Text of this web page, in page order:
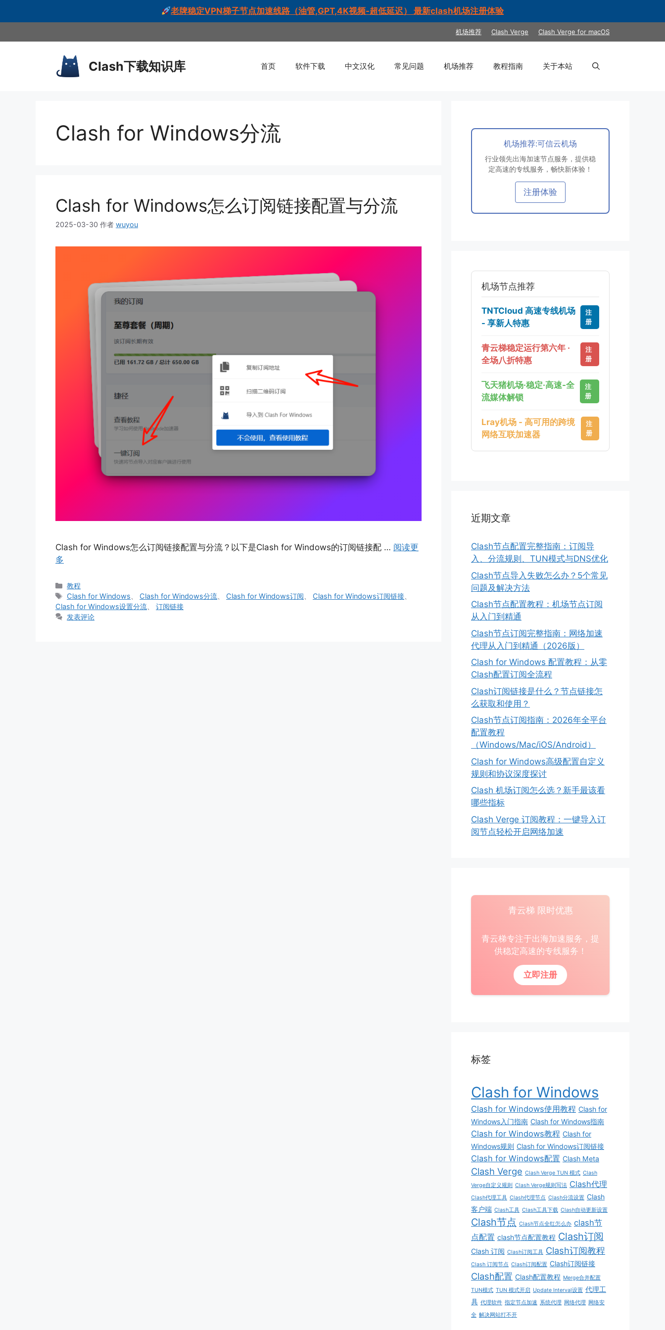
老牌稳定VPN梯子节点加速线路（油管,GPT,4K视频-超低延迟） 最新clash机场注册体验
至
机场推荐 Clash Verge Clash Verge for macOS
Clash下载知识库 首页 软件下载 中文汉化 常见问题 机场推荐 教程指南 关于本站
Clash for Windows分流
Clash for Windows怎么订阅链接配置与分流
2025-03-30 作者 wuyou
Clash for Windows怎么订阅链接配置与分流？以下是Clash for Windows的订阅链接配 … 阅读更
多
分
类
教程
标
签
Clash for Windows Clash for Windows分流 Clash for Windows订阅 Clash for Windows订阅链接
Clash for Windows设置分流
订阅链接
发表评论
机场推荐:可信云机场
行业领先出海加速节点服务，提供稳
定高速的专线服务，畅快新体验！
注册体验
机场节点推荐
TNTCloud 高速专线机场
- 享新人特惠
注
册
青云梯稳定运行第六年 ·
全场八折特惠
注
册
飞天猪机场·稳定·高速-全
流媒体解锁
注
册
Lray机场 - 高可用的跨境
网络互联加速器
注
册
近期文章
Clash节点配置完整指南：订阅导
入、分流规则、TUN模式与DNS优化
Clash节点导入失败怎么办？5个常见
问题及解决方法
Clash节点配置教程：机场节点订阅
从入门到精通
Clash节点订阅完整指南：网络加速
代理从入门到精通（2026版）
Clash for Windows 配置教程：从零
Clash配置订阅全流程
Clash订阅链接是什么？节点链接怎
么获取和使用？
Clash节点订阅指南：2026年全平台
配置教程
（Windows/Mac/iOS/Android）
Clash for Windows高级配置自定义
规则和协议深度探讨
Clash 机场订阅怎么选？新手最该看
哪些指标
Clash Verge 订阅教程：一键导入订
阅节点轻松开启网络加速
青云梯 限时优惠
青云梯专注于出海加速服务，提
供稳定高速的专线服务！
立即注册
标签
Clash for Windows
Clash for Windows使用教程 Clash for
Windows入门指南 Clash for Windows指南
Clash for Windows教程 Clash for
Windows规则 Clash for Windows订阅链接
Clash for Windows配置 Clash Meta
Clash Verge Clash Verge TUN 模式 Clash
Verge自定义规则 Clash Verge规则写法 Clash代理
Clash代理工具 Clash代理节点 Clash分流设置 Clash
客户端 Clash工具 Clash工具下载 Clash自动更新设置
Clash节点 Clash节点全红怎么办 clash节
点配置 clash节点配置教程 Clash订阅
Clash 订阅 Clash订阅工具 Clash订阅教程
Clash 订阅节点 Clash订阅配置 Clash订阅链接
Clash配置 Clash配置教程 Merge合并配置
TUN模式 TUN 模式开启 Update Interval设置 代理工
具 代理软件 指定节点加速 系统代理 网络代理 网络安
全 解决网站打不开